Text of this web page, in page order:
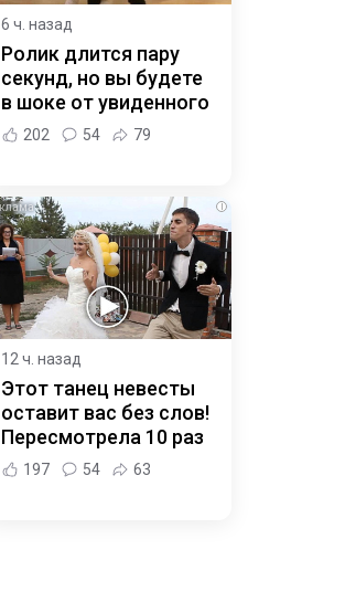
6 ч. назад
Ролик длится пару
секунд, но вы будете
в шоке от увиденного
202 54 79
i
12 ч. назад
Этот танец невесты
оставит вас без слов!
Пересмотрела 10 раз
197 54 63